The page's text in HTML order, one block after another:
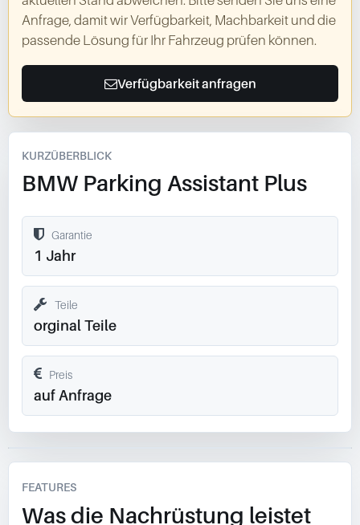
Anfrage, damit wir Verfügbarkeit, Machbarkeit und die
passende Lösung für Ihr Fahrzeug prüfen können.
Verfügbarkeit anfragen
KURZÜBERBLICK
BMW Parking Assistant Plus
Garantie
1 Jahr
Teile
orginal Teile
Preis
auf Anfrage
FEATURES
Was die Nachrüstung leistet